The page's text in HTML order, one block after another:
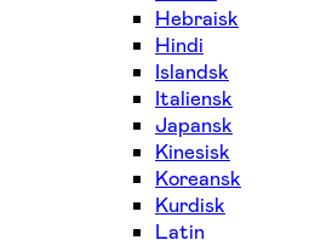
Hebraisk
Hindi
Islandsk
Italiensk
Japansk
Kinesisk
Koreansk
Kurdisk
Latin